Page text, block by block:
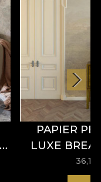
PAPIER
LUXE
36,18